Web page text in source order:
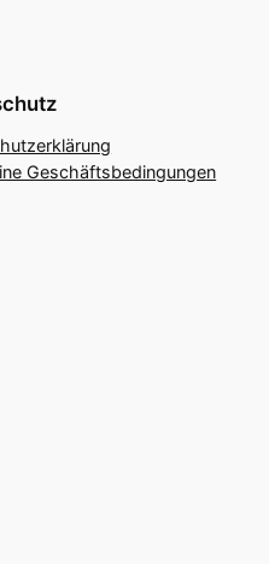
Geschäftsbedingungen